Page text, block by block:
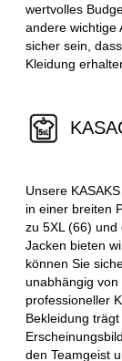
wertvolles
andere wichtige
sicher sein,
Kleidung
Unsere
in einer breiten
zu 5XL (66) und
Jacken bieten
können Sie
unabhängig
professioneller
Bekleidung
den Teamgeist